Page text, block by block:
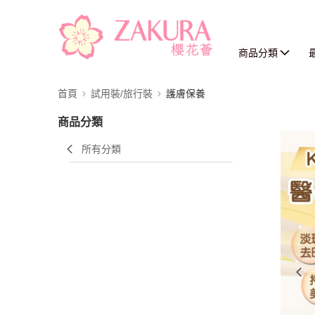
商品分類
首頁 試用裝/旅行裝 護膚保養
商品分類
所有分類